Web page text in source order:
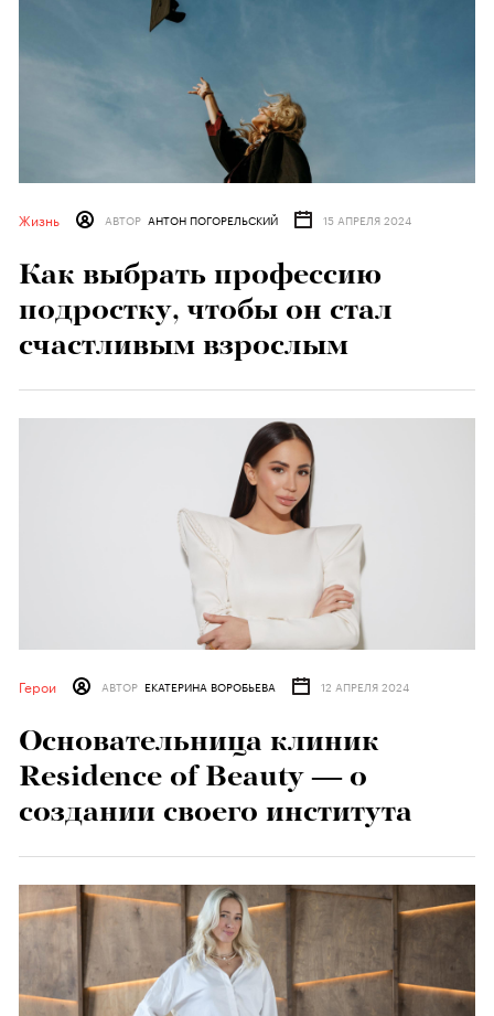
Жизнь АВТОР АНТОН ПОГОРЕЛЬСКИЙ 15 АПРЕЛЯ 2024
Как выбрать профессию
подростку, чтобы он стал
счастливым взрослым
Герои АВТОР ЕКАТЕРИНА ВОРОБЬЕВА 12 АПРЕЛЯ 2024
Основательница клиник
Residence of Beauty — о
создании своего института